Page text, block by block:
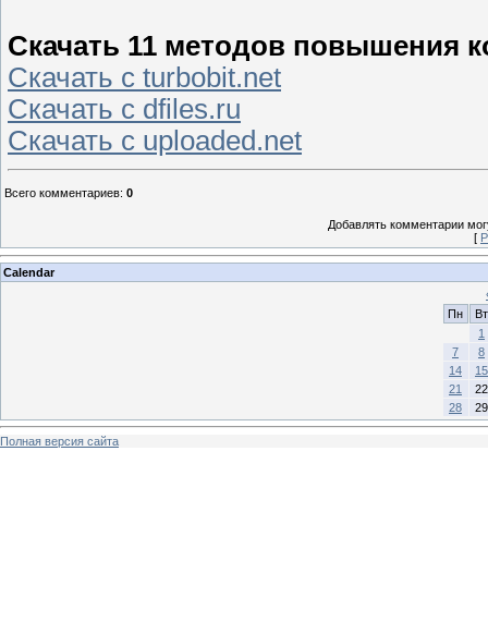
Скачать 11 методов повышения
Скачать с turbobit.net
Скачать с dfiles.ru
Скачать с uploaded.net
Всего комментариев: 0
Добавлять комментарии
[
Calendar
Пн
Вт
1
7
8
14
15
21
22
28
29
Полная версия сайта